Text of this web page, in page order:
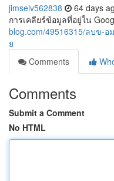
jimseiv562838 64 days
การเคลียร์ข้อมูลที่อยู่ใน
blog.com/49516315/ลบข-
ย
Comments
Comments
Submit a Comment
No HTML